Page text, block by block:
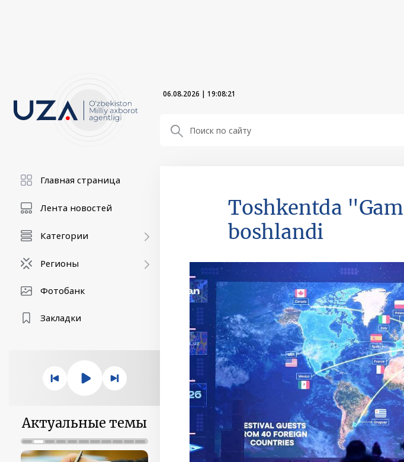
06.08.2026 | 19:08:22
Главная страница
Лента новостей
Категории
Регионы
Фотобанк
Закладки
Актуальные темы
Toshkentda
boshlandi